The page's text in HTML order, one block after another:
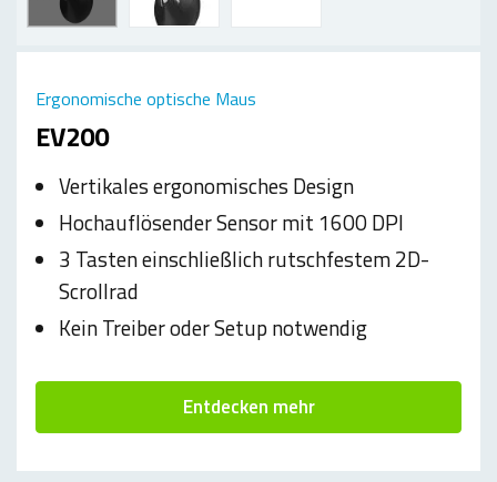
EV200
Ergonomische optische Maus
Vertikales ergonomisches Design
Hochauflösender Sensor mit 1600 DPI
3 Tasten einschließlich rutschfestem 2D-
Scrollrad
Kein Treiber oder Setup notwendig
Entdecken mehr